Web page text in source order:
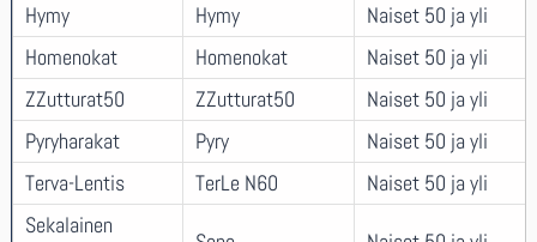
Hymy
Hymy
Naiset 50 ja yli
Homenokat
Homenokat
Naiset 50 ja yli
ZZutturat50
ZZutturat50
Naiset 50 ja yli
Pyryharakat
Pyry
Naiset 50 ja yli
Terva-Lentis
TerLe N60
Naiset 50 ja yli
Sekalainen